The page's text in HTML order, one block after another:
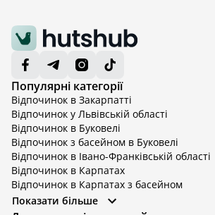
Популярні категорії
Відпочинок в Закарпатті
Відпочинок у Львівській області
Відпочинок в Буковелі
Відпочинок з басейном в Буковелі
Відпочинок в Івано-Франківській області
Відпочинок в Карпатах
Відпочинок в Карпатах з басейном
Відпочинок в Київській області
Показати більше